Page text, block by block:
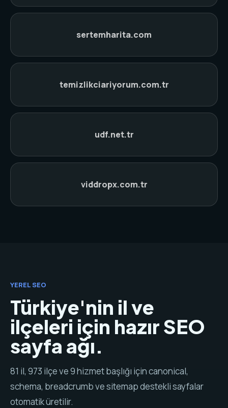
sertemharita.com
temizlikciariyorum.com.tr
udf.net.tr
viddropx.com.tr
YEREL SEO
Türkiye'nin il ve
ilçeleri için hazır SEO
sayfa ağı.
81 il, 973 ilçe ve 9 hizmet başlığı için canonical,
schema, breadcrumb ve sitemap destekli sayfalar
otomatik üretilir.